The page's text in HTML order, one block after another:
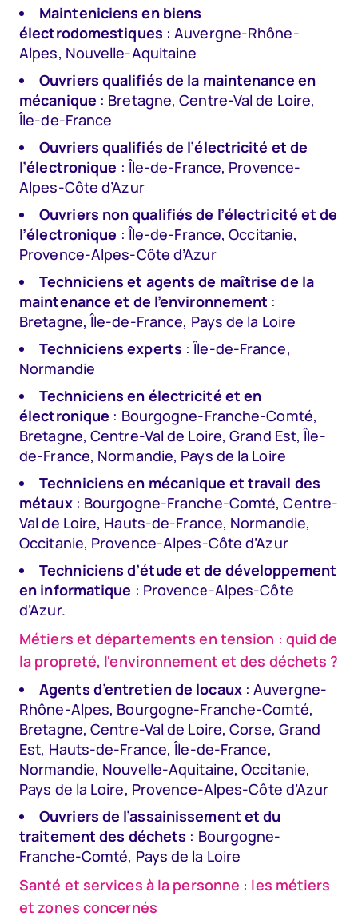
Mainteniciens en biens
électrodomestiques : Auvergne-Rhône-
Alpes, Nouvelle-Aquitaine
Ouvriers qualifiés de la maintenance en
mécanique : Bretagne, Centre-Val de Loire,
Île-de-France
Ouvriers qualifiés de l’électricité et de
l’électronique : Île-de-France, Provence-
Alpes-Côte d’Azur
Ouvriers non qualifiés de l’électricité et de
l’électronique : Île-de-France, Occitanie,
Provence-Alpes-Côte d’Azur
Techniciens et agents de maîtrise de la
maintenance et de l’environnement :
Bretagne, Île-de-France, Pays de la Loire
Techniciens experts : Île-de-France,
Normandie
Techniciens en électricité et en
électronique : Bourgogne-Franche-Comté,
Bretagne, Centre-Val de Loire, Grand Est, Île-
de-France, Normandie, Pays de la Loire
Techniciens en mécanique et travail des
métaux: Bourgogne-Franche-Comté, Centre-
Val de Loire, Hauts-de-France, Normandie,
Occitanie, Provence-Alpes-Côte d’Azur
Techniciens d’étude et de développement
en informatique : Provence-Alpes-Côte
d’Azur.
Métiers et départements en tension : quid de
la propreté, l'environnement et des déchets ?
Agents d’entretien de locaux: Auvergne-
Rhône-Alpes, Bourgogne-Franche-Comté,
Bretagne, Centre-Val de Loire, Corse, Grand
Est, Hauts-de-France, Île-de-France,
Normandie, Nouvelle-Aquitaine, Occitanie,
Pays de la Loire, Provence-Alpes-Côte d’Azur
Ouvriers de l’assainissement et du
traitement des déchets : Bourgogne-
Franche-Comté, Pays de la Loire
Santé et services à la personne : les métiers
et zones concernés